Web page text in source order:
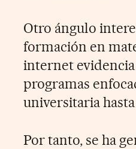
Otro ángulo
formación en
internet
programas
universitaria
Por tanto, se ha